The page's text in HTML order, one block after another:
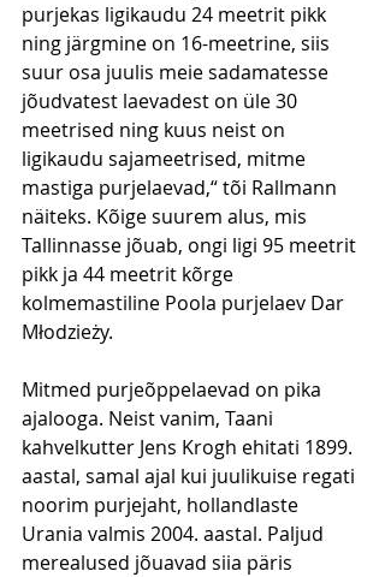
purjekas ligikaudu 24 meetrit pikk
ning järgmine on 16-meetrine, siis
suur osa juulis meie sadamatesse
jõudvatest laevadest on üle 30
meetrised ning kuus neist on
ligikaudu sajameetrised, mitme
mastiga purjelaevad,“ tõi Rallmann
näiteks. Kõige suurem alus, mis
Tallinnasse jõuab, ongi ligi 95 meetrit
pikk ja 44 meetrit kõrge
kolmemastiline Poola purjelaev Dar
Młodzieży.
Mitmed purjeõppelaevad on pika
ajalooga. Neist vanim, Taani
kahvelkutter Jens Krogh ehitati 1899.
aastal, samal ajal kui juulikuise regati
noorim purjejaht, hollandlaste
Urania valmis 2004. aastal. Paljud
merealused jõuavad siia päris